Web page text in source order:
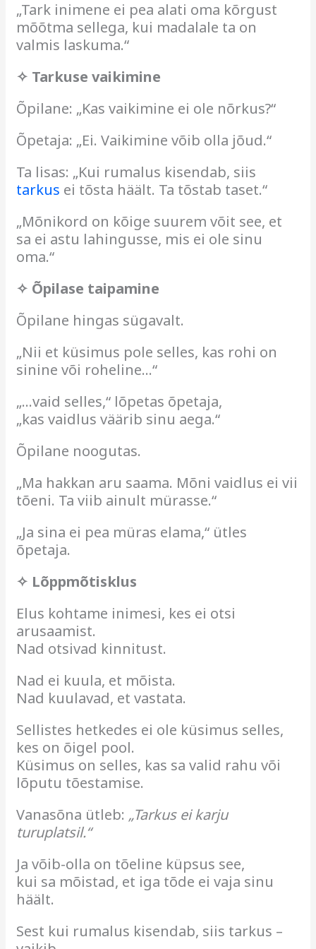
„Tark inimene ei pea alati oma kõrgust
mõõtma sellega, kui madalale ta on
valmis laskuma.“
✧ Tarkuse vaikimine
Õpilane: „Kas vaikimine ei ole nõrkus?“
Õpetaja: „Ei. Vaikimine võib olla jõud.“
Ta lisas: „Kui rumalus kisendab, siis
tarkus ei tõsta häält. Ta tõstab taset.“
„Mõnikord on kõige suurem võit see, et
sa ei astu lahingusse, mis ei ole sinu
oma.“
✧ Õpilase taipamine
Õpilane hingas sügavalt.
„Nii et küsimus pole selles, kas rohi on
sinine või roheline…“
„…vaid selles,“ lõpetas õpetaja,
„kas vaidlus väärib sinu aega.“
Õpilane noogutas.
„Ma hakkan aru saama. Mõni vaidlus ei vii
tõeni. Ta viib ainult mürasse.“
„Ja sina ei pea müras elama,“ ütles
õpetaja.
✧ Lõppmõtisklus
Elus kohtame inimesi, kes ei otsi
arusaamist.
Nad otsivad kinnitust.
Nad ei kuula, et mõista.
Nad kuulavad, et vastata.
Sellistes hetkedes ei ole küsimus selles,
kes on õigel pool.
Küsimus on selles, kas sa valid rahu või
lõputu tõestamise.
Vanasõna ütleb: „Tarkus ei karju
turuplatsil.“
Ja võib-olla on tõeline küpsus see,
kui sa mõistad, et iga tõde ei vaja sinu
häält.
Sest kui rumalus kisendab, siis tarkus –